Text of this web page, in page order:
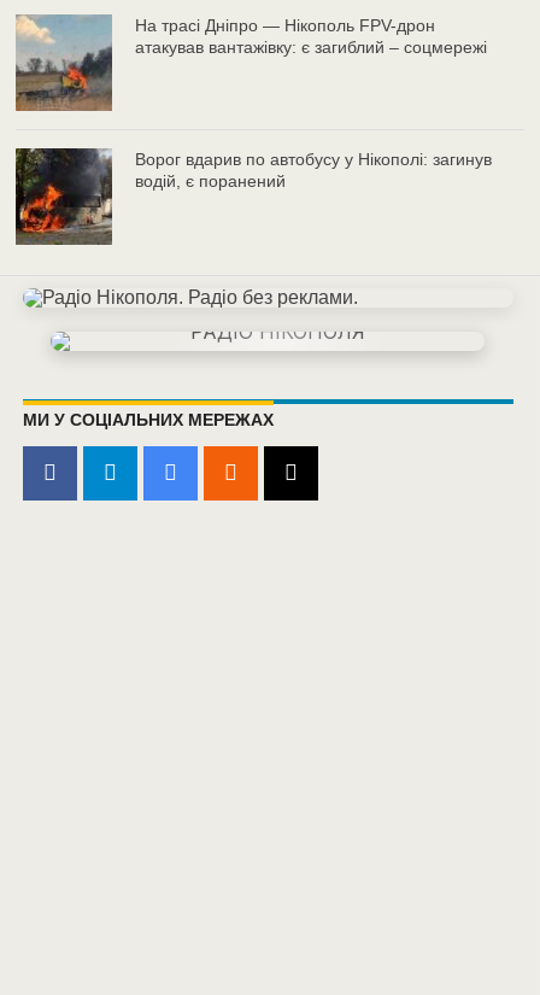
На трасі Дніпро — Нікополь FPV-дрон
атакував вантажівку: є загиблий – соцмережі
Ворог вдарив по автобусу у Нікополі: загинув
водій, є поранений
МИ У СОЦІАЛЬНИХ МЕРЕЖАХ